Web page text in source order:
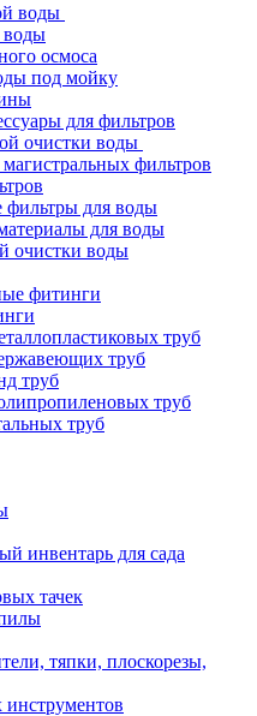
воды
воды
осмоса
под мойку
для фильтров
очистки воды
фильтров
фильтры для воды
для воды
очистки воды
фитинги
труб
труб
труб
труб
труб
инвентарь для сада
тачек
тяпки, плоскорезы,